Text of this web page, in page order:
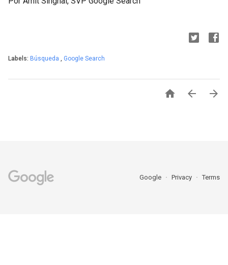
Labels: Búsqueda , Google Search
  
Google Privacy Terms